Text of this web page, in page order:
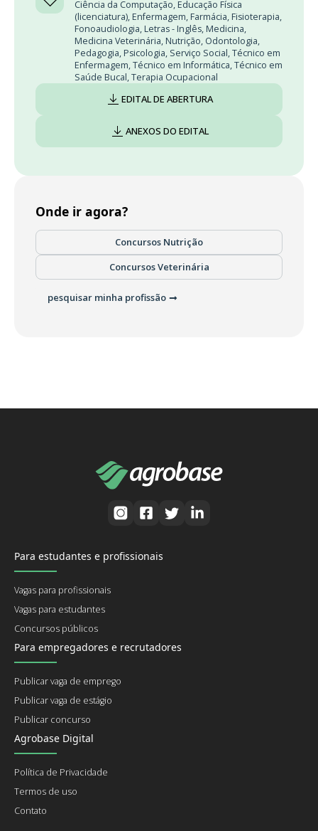
Ciência da Computação, Educação Física
(licenciatura), Enfermagem, Farmácia, Fisioterapia,
Fonoaudiologia, Letras - Inglês, Medicina,
Medicina Veterinária, Nutrição, Odontologia,
Pedagogia, Psicologia, Serviço Social,Técnico em
Enfermagem,Técnico em Informática,Técnico em
Saúde Bucal,Terapia Ocupacional
EDITAL DE ABERTURA
ANEXOS DO EDITAL
Onde ir agora?
Concursos Nutrição
Concursos Veterinária
pesquisar minha profissão
Para estudantes e profissionais
Vagas para profissionais
Vagas para estudantes
Concursos públicos
Para empregadores e recrutadores
Publicar vaga de emprego
Publicar vaga de estágio
Publicar concurso
Agrobase Digital
Política de Privacidade
Termos de uso
Contato